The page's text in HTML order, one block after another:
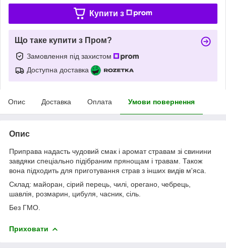
Купити з
Що таке купити з Пром?
Замовлення під захистом
Доступна доставка
Опис Доставка Оплата Умови повернення
Опис
Приправа надасть чудовий смак і аромат стравам зі свинини
завдяки спеціально підібраним прянощам і травам. Також
вона підходить для приготування страв з інших видів м'яса.
Склад: майоран, сірий перець, чилі, орегано, чебрець,
шавлія, розмарин, цибуля, часник, сіль.
Без ГМО.
Приховати